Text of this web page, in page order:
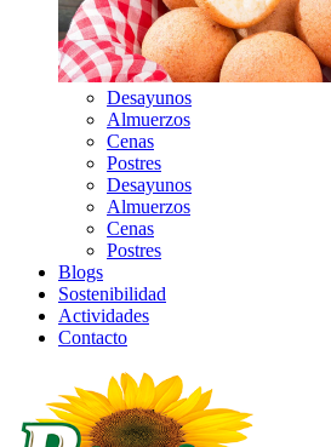
Desayunos
Almuerzos
Cenas
Postres
Desayunos
Almuerzos
Cenas
Postres
Blogs
Sostenibilidad
Actividades
Contacto